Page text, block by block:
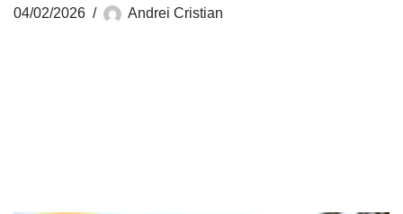
04/02/2026 Andrei Cristian